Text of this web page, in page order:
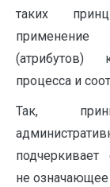
таких
применение
(атрибутов)
процесса и
Так,
не означающее